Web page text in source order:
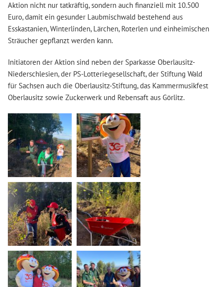
Aktion nicht nur tatkräftig, sondern auch finanziell mit 10.500
Euro, damit ein gesunder Laubmischwald bestehend aus
Esskastanien, Winterlinden, Lärchen, Roterlen und einheimischen
Sträucher gepflanzt werden kann.
Initiatoren der Aktion sind neben der Sparkasse Oberlausitz-
Niederschlesien, der PS-Lotteriegesellschaft, der Stiftung Wald
für Sachsen auch die Oberlausitz-Stiftung, das Kammermusikfest
Oberlausitz sowie Zuckerwerk und Rebensaft aus Görlitz.